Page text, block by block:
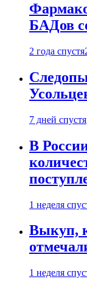
БАДов
2 года спустя
7 дней спустя
В
1 неделя
Выкуп,
1 неделя